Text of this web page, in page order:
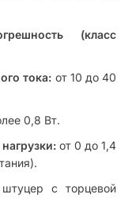
(класс
тока: от 10 до 40
0,8 Вт.
от 0 до 1,4
штуцер с торцевой